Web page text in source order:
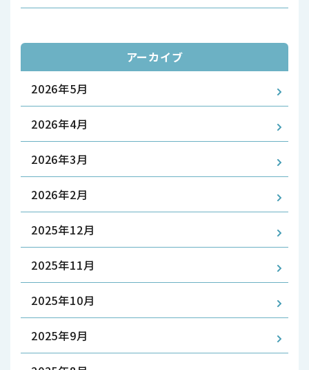
アーカイブ
2026年5月
2026年4月
2026年3月
2026年2月
2025年12月
2025年11月
2025年10月
2025年9月